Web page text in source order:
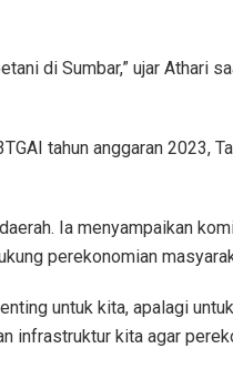
di Sumbar,” ujar Athari
tahun anggaran 2023,
Ia menyampaikan
perekonomian
untuk kita, apalagi
infrastruktur kita agar